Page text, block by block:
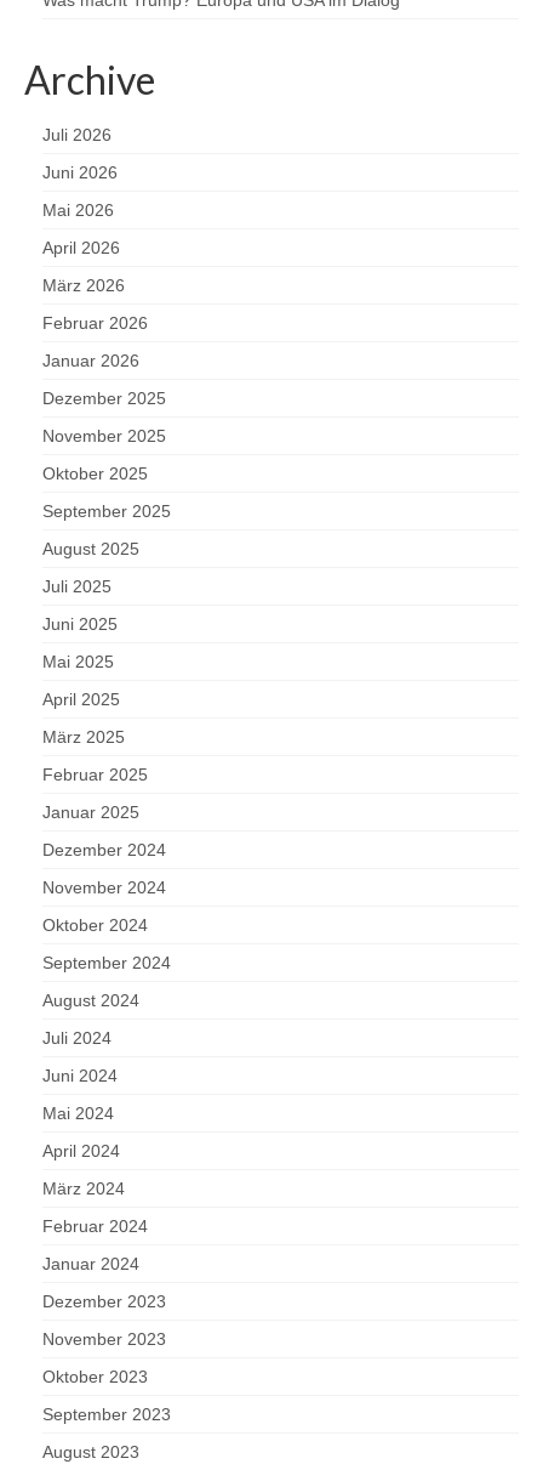
Archive
Juli 2026
Juni 2026
Mai 2026
April 2026
März 2026
Februar 2026
Januar 2026
Dezember 2025
November 2025
Oktober 2025
September 2025
August 2025
Juli 2025
Juni 2025
Mai 2025
April 2025
März 2025
Februar 2025
Januar 2025
Dezember 2024
November 2024
Oktober 2024
September 2024
August 2024
Juli 2024
Juni 2024
Mai 2024
April 2024
März 2024
Februar 2024
Januar 2024
Dezember 2023
November 2023
Oktober 2023
September 2023
August 2023